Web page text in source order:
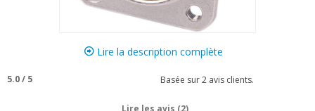
Lire la description complète
5.0/ 5 Basée sur2 avis clients.
Lire les avis (2)